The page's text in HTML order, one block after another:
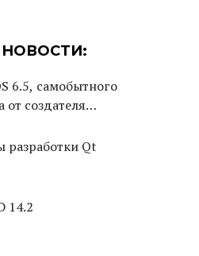
6.5, самобытного
от создателя
разработки Qt
14.2